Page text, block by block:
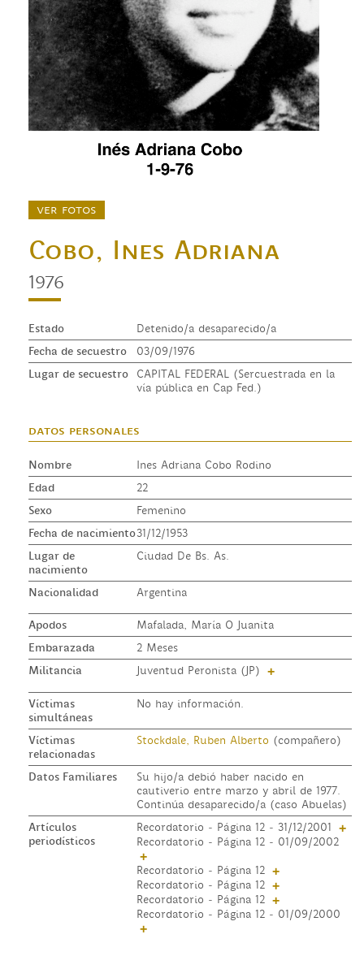
ver fotos
Cobo, Ines Adriana
1976
Estado
Detenido/a desaparecido/a
Fecha de secuestro
03/09/1976
Lugar de secuestro
CAPITAL FEDERAL (Sercuestrada en la
vía pública en Cap Fed.)
datos personales
Nombre
Ines Adriana Cobo Rodino
Edad
22
Sexo
Femenino
Fecha de nacimiento31/12/1953
Lugar de
nacimiento
Ciudad De Bs. As.
Nacionalidad Argentina
Apodos
Mafalada, María O Juanita
Embarazada
2 Meses
Militancia
Juventud Peronista (JP) +
Víctimas
simultáneas
No hay información.
Víctimas
relacionadas
Stockdale, Ruben Alberto (compañero)
Datos Familiares
Su hijo/a debió haber nacido en
cautiverio entre marzo y abril de 1977.
Continúa desaparecido/a (caso Abuelas)
Artículos
periodísticos
Recordatorio - Página 12 - 31/12/2001 +
Recordatorio - Página 12 - 01/09/2002
+
Recordatorio - Página 12 +
Recordatorio - Página 12 +
Recordatorio - Página 12 +
Recordatorio - Página 12 - 01/09/2000
+